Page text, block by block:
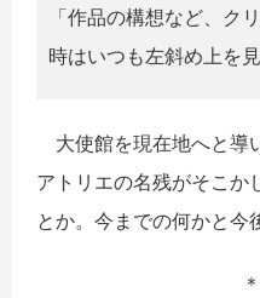
「作品の構想など、ク
時はいつも左斜め上を
大使館を現在地へと導
アトリエの名残がそこか
とか。今までの何かと今